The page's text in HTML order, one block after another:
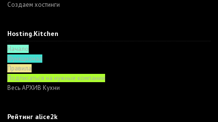
Создаем хостинги
Hosting.Kitchen
Начало
Функционал
Правила
Подписаться на нужные компании
Весь АРХИВ Кухни
Рейтинг alice2k